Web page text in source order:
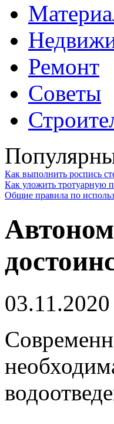
Ремонт
Советы
Как выполнить роспись
Как уложить тротуарную
Общие правила по
03.11.2020